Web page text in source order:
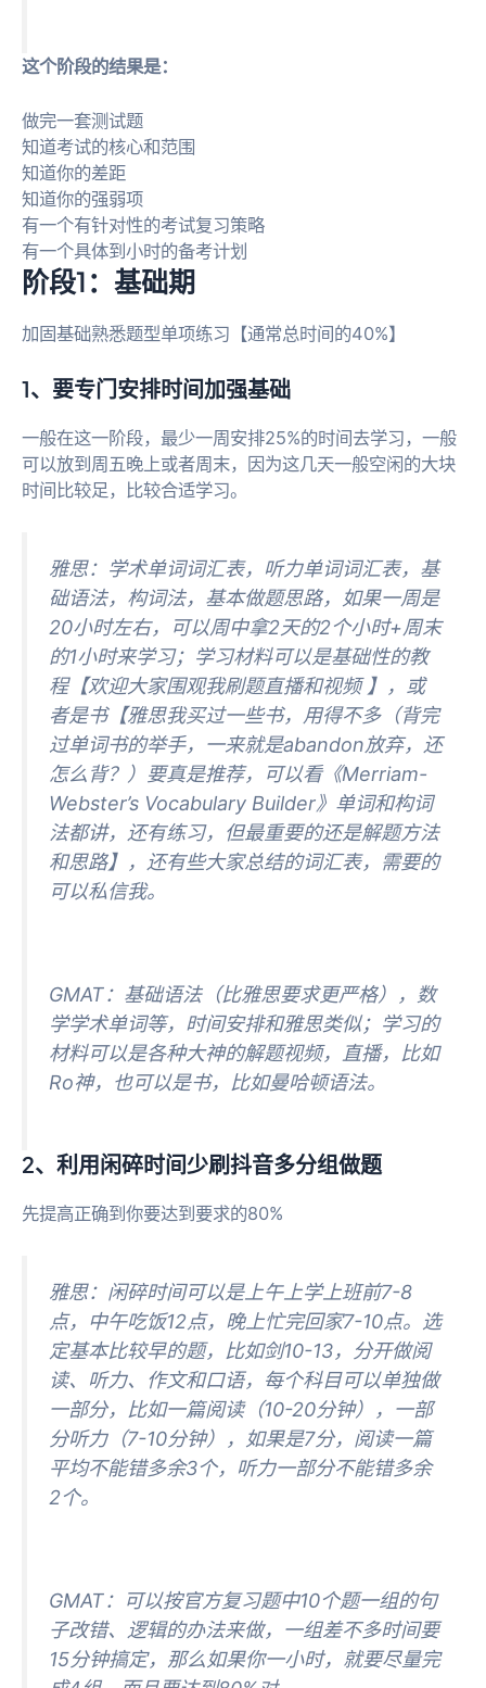
这个阶段的结果是：
做完一套测试题
知道考试的核心和范围
知道你的差距
知道你的强弱项
有一个有针对性的考试复习策略
有一个具体到小时的备考计划
阶段1：基础期
加固基础熟悉题型单项练习【通常总时间的40%】
1、要专门安排时间加强基础
一般在这一阶段，最少一周安排25%的时间去学习，一般
可以放到周五晚上或者周末，因为这几天一般空闲的大块
时间比较足，比较合适学习。
雅思：学术单词词汇表，听力单词词汇表，基
础语法，构词法，基本做题思路，如果一周是
20小时左右，可以周中拿2天的2个小时+周末
的1小时来学习；学习材料可以是基础性的教
程【欢迎大家围观我刷题直播和视频 】，或
者是书【雅思我买过一些书，用得不多（背完
过单词书的举手，一来就是abandon放弃，还
怎么背？）要真是推荐，可以看《Merriam-
Webster’s Vocabulary Builder》单词和构词
法都讲，还有练习，但最重要的还是解题方法
和思路】，还有些大家总结的词汇表，需要的
可以私信我。
GMAT：基础语法（比雅思要求更严格），数
学学术单词等，时间安排和雅思类似；学习的
材料可以是各种大神的解题视频，直播，比如
Ro神，也可以是书，比如曼哈顿语法。
2、利用闲碎时间少刷抖音多分组做题
先提高正确到你要达到要求的80%
雅思：闲碎时间可以是上午上学上班前7-8
点，中午吃饭12点，晚上忙完回家7-10点。选
定基本比较早的题，比如剑10-13，分开做阅
读、听力、作文和口语，每个科目可以单独做
一部分，比如一篇阅读（10-20分钟），一部
分听力（7-10分钟），如果是7分，阅读一篇
平均不能错多余3个，听力一部分不能错多余
2个。
GMAT：可以按官方复习题中10个题一组的句
子改错、逻辑的办法来做，一组差不多时间要
15分钟搞定，那么如果你一小时，就要尽量完